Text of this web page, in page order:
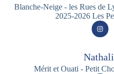
Blanche-Neige - les Rues de
2025-2026 Les
Mérit et Ouati - Petit